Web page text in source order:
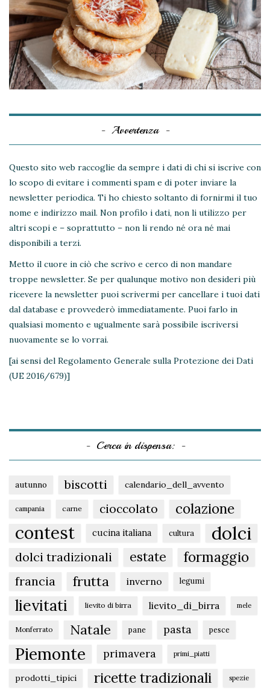
Avvertenza
Questo sito web raccoglie da sempre i dati di chi si iscrive con
lo scopo di evitare i commenti spam e di poter inviare la
newsletter periodica. Ti ho chiesto soltanto di fornirmi il tuo
nome e indirizzo mail. Non profilo i dati, non li utilizzo per
altri scopi e – soprattutto – non li rendo né ora né mai
disponibili a terzi.
Metto il cuore in ciò che scrivo e cerco di non mandare
troppe newsletter. Se per qualunque motivo non desideri più
ricevere la newsletter puoi scrivermi per cancellare i tuoi dati
dal database e provvederò immediatamente. Puoi farlo in
qualsiasi momento e ugualmente sarà possibile iscriversi
nuovamente se lo vorrai.
[ai sensi del Regolamento Generale sulla Protezione dei Dati
(UE 2016/679)]
Cerca in dispensa:
autunno biscotti calendario_dell_avvento
campania carne cioccolato colazione
contest cucina italiana cultura dolci
dolci tradizionali estate formaggio
francia frutta inverno legumi
lievitati lievito di birra lievito_di_birra mele
Monferrato Natale pane pasta pesce
Piemonte primavera primi_piatti
prodotti_tipici ricette tradizionali spezie